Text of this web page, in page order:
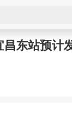
东站预计